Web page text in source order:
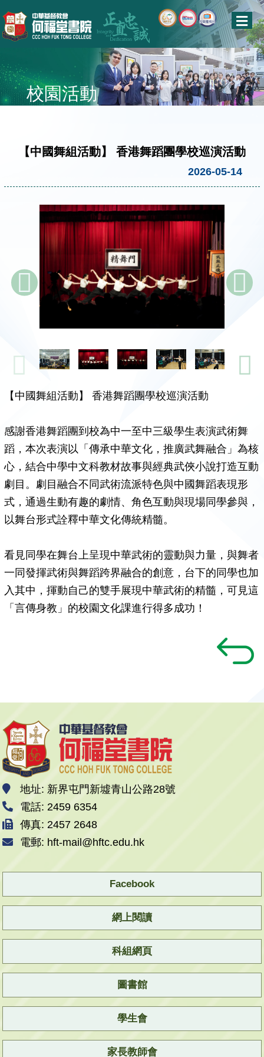
校園活動
【中國舞組活動】 香港舞蹈團學校巡演活動
2026-05-14
【中國舞組活動】 香港舞蹈團學校巡演活動
感謝香港舞蹈團到校為中一至中三級學生表演武術舞
蹈，本次表演以「傳承中華文化，推廣武舞融合」為核
心，結合中學中文科教材故事與經典武俠小說打造互動
劇目。劇目融合不同武術流派特色與中國舞蹈表現形
式，通過生動有趣的劇情、角色互動與現場同學參與，
以舞台形式詮釋中華文化傳統精髓。
看見同學在舞台上呈現中華武術的靈動與力量，與舞者
一同發揮武術與舞蹈跨界融合的創意，台下的同學也加
入其中，揮動自己的雙手展現中華武術的精髓，可見這
「言傳身教」的校園文化課進行得多成功！
地址: 新界屯門新墟青山公路28號
電話: 2459 6354
傳真: 2457 2648
電郵: hft-mail@hftc.edu.hk
Facebook
網上閱讀
科組網頁
圖書館
學生會
家長教師會